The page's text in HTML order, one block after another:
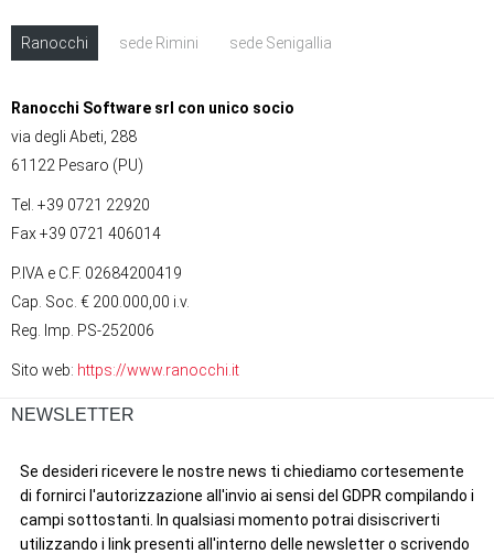
Ranocchi sede Rimini sede Senigallia
Ranocchi Software srl con unico socio
via degli Abeti, 288
61122 Pesaro (PU)
Tel. +39 0721 22920
Fax +39 0721 406014
P.IVA e C.F. 02684200419
Cap. Soc. € 200.000,00 i.v.
Reg. Imp. PS-252006
Sito web: https://www.ranocchi.it
NEWSLETTER